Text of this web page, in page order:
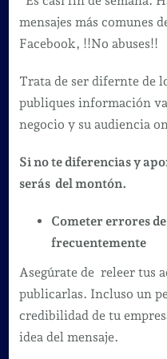
mensajes más comunes
Facebook, !!No abuses!!
Trata de ser difernte de
publiques información
negocio y su audiencia
Si no te diferencias y
serás del montón.
Cometer errores
frecuentemente
Asegúrate de releer tus
publicarlas. Incluso un
credibilidad de tu
idea del mensaje.